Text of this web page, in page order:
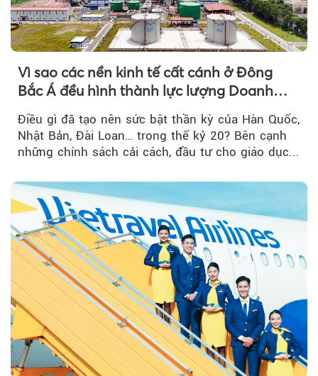
Vì sao các nền kinh tế cất cánh ở Đông
Bắc Á đều hình thành lực lượng Doanh
Điều gì đã tạo nên sức bật thần kỳ của Hàn Quốc,
Nhật Bản, Đài Loan… trong thế kỷ 20? Bên cạnh
những chính sách cải cách, đầu tư cho giáo dục...